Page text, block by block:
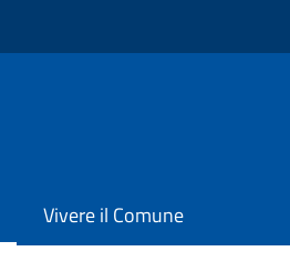
Vivere il Comune